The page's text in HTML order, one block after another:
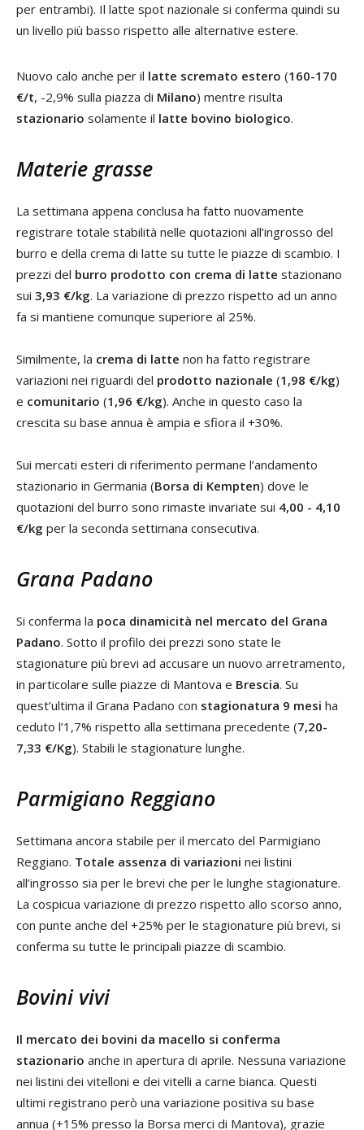
per entrambi). Il latte spot nazionale si conferma quindi su
un livello più basso rispetto alle alternative estere.
Nuovo calo anche per il latte scremato estero (160-170
€/t, -2,9% sulla piazza di Milano) mentre risulta
stazionario solamente il latte bovino biologico.
Materie grasse
La settimana appena conclusa ha fatto nuovamente
registrare totale stabilità nelle quotazioni all’ingrosso del
burro e della crema di latte su tutte le piazze di scambio. I
prezzi del burro prodotto con crema di latte stazionano
sui 3,93 €/kg. La variazione di prezzo rispetto ad un anno
fa si mantiene comunque superiore al 25%.
Similmente, la crema di latte non ha fatto registrare
variazioni nei riguardi del prodotto nazionale (1,98 €/kg)
e comunitario (1,96 €/kg). Anche in questo caso la
crescita su base annua è ampia e sfiora il +30%.
Sui mercati esteri di riferimento permane l’andamento
stazionario in Germania (Borsa di Kempten) dove le
quotazioni del burro sono rimaste invariate sui 4,00 - 4,10
€/kg per la seconda settimana consecutiva.
Grana Padano
Si conferma la poca dinamicità nel mercato del Grana
Padano. Sotto il profilo dei prezzi sono state le
stagionature più brevi ad accusare un nuovo arretramento,
in particolare sulle piazze di Mantova e Brescia. Su
quest’ultima il Grana Padano con stagionatura 9 mesi ha
ceduto l’1,7% rispetto alla settimana precedente (7,20-
7,33 €/Kg). Stabili le stagionature lunghe.
Parmigiano Reggiano
Settimana ancora stabile per il mercato del Parmigiano
Reggiano. Totale assenza di variazioni nei listini
all’ingrosso sia per le brevi che per le lunghe stagionature.
La cospicua variazione di prezzo rispetto allo scorso anno,
con punte anche del +25% per le stagionature più brevi, si
conferma su tutte le principali piazze di scambio.
Bovini vivi
Il mercato dei bovini da macello si conferma
stazionario anche in apertura di aprile. Nessuna variazione
nei listini dei vitelloni e dei vitelli a carne bianca. Questi
ultimi registrano però una variazione positiva su base
annua (+15% presso la Borsa merci di Mantova), grazie